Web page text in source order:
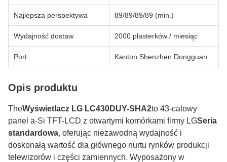
Najlepsza perspektywa 89/89/89/89 (min.)
Wydajność dostaw 2000 plasterków / miesiąc
Port Kanton Shenzhen Dongguan
Opis produktu
TheWyświetlacz LG LC430DUY-SHA2to 43-calowy
panel a-Si TFT-LCD z otwartymi komórkami firmy LGSeria
standardowa, oferując niezawodną wydajność i
doskonałą wartość dla głównego nurtu rynków produkcji
telewizorów i części zamiennych. Wyposażony w